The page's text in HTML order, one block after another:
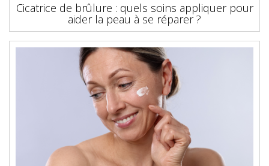
Cicatrice de brûlure : quels soins appliquer pour
aider la peau à se réparer ?